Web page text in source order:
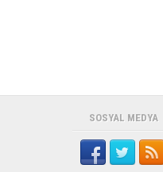
BEUN AKADEMİSYENİ KAYIŞ’IN
BEUN Tıp Fakültesi
akademisyenlerinden Dr. Öğr. Üyesi
SOSYAL MEDYA